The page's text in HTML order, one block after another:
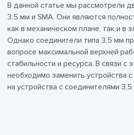
В данной статье мы рассмотрели
3,5 мм и SMA. Они являются
как в механическом плане, так и в
Однако соединители типа 3,5 мм
вопросе максимальной верхней
стабильности и ресурса. В связи с
необходимо заменить устройства
на устройства с соединителями